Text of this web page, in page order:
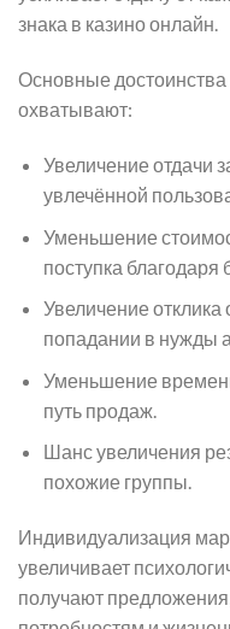
знака в казино онлайн.
Основные достоинства
охватывают:
Увеличение отдачи
увлечённой
Уменьшение
поступка благодаря
Увеличение
попадании в нужды
Уменьшение
путь продаж.
Шанс увеличения
похожие группы.
Индивидуализация
увеличивает
получают